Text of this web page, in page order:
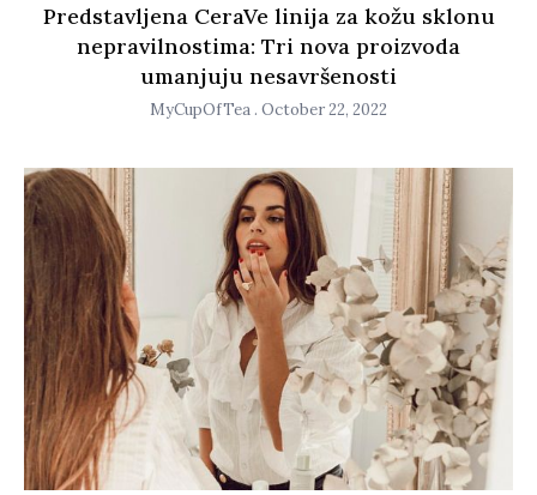
Predstavljena CeraVe linija za kožu sklonu
nepravilnostima: Tri nova proizvoda
umanjuju nesavršenosti
MyCupOfTea October 22, 2022